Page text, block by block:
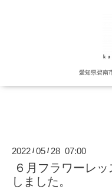
愛知県碧南
2022 /05 / 28 07:00
６月フラワーレ
しました。